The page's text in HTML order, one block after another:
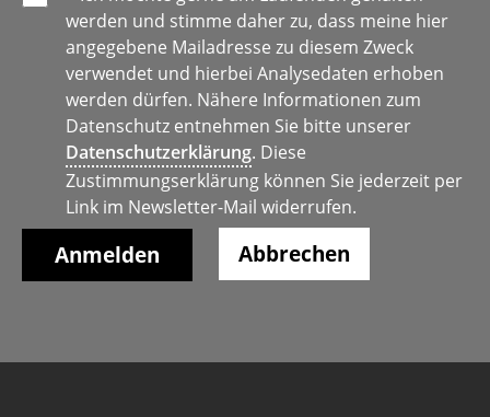
werden und stimme daher zu, dass meine hier
angegebene Mailadresse zu diesem Zweck
verwendet und hierbei Analysedaten erhoben
werden dürfen. Nähere Informationen zum
Datenschutz entnehmen Sie bitte unserer
Datenschutzerklärung. Diese
Zustimmungserklärung können Sie jederzeit per
Link im Newsletter-Mail widerrufen.
Abbrechen